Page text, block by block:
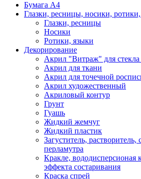
Бумага А4
Глазки, ресницы, носики,
Глазки, ресницы
Носики
Ротики, языки
Декорирование
Акрил "Витраж" для
Акрил для ткани
Акрил для точечной
Акрил художественный
Акриловый контур
Грунт
Гуашь
Жидкий жемчуг
Жидкий пластик
Загуститель,
перламутра
Кракле, вододисперсионая
эффекта состаривания
Краска спрей